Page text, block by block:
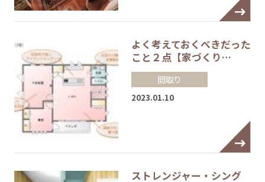
よく考えておくべきだった
こと２点【家づくり…
間取り
2023.01.10
ストレンジャー・シング